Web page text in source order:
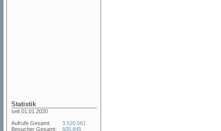
Statistik
seit 01.01.2020
Aufrufe Gesamt:
Besucher Gesamt:
3.520.561
505.845